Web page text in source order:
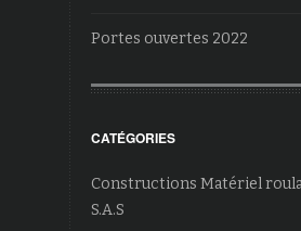
Portes ouvertes 2022
CATÉGORIES
Constructions Matériel
S.A.S